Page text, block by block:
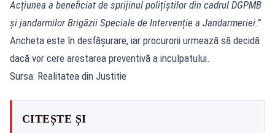
Acțiunea a beneficiat de sprijinul polițiștilor din cadrul DGPMB
și jandarmilor Brigăzii Speciale de Intervenție a Jandarmeriei.”
Ancheta este în desfășurare, iar procurorii urmează să decidă
dacă vor cere arestarea preventivă a inculpatului.
Sursa: Realitatea din Justitie
CITEȘTE ȘI